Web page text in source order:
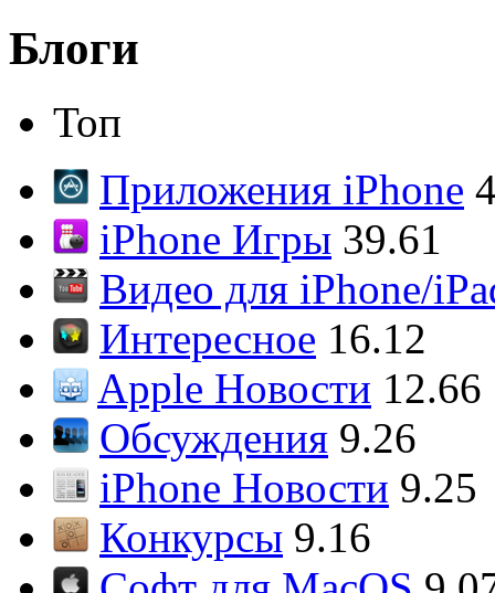
Блоги
Топ
Приложения iPhone
iPhone Игры 39.61
Видео для iPhone/
Интересное 16.12
Apple Новости 12.66
Обсуждения 9.26
iPhone Новости 9.25
Конкурсы 9.16